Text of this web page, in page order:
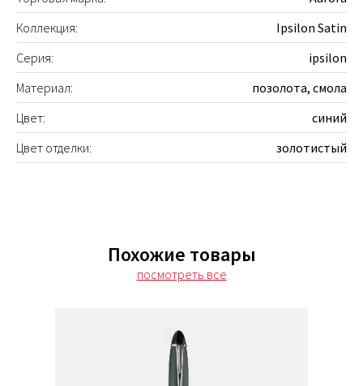
Коллекция:
Ipsilon Satin
Серия:
ipsilon
Материал:
позолота, смола
Цвет:
синий
Цвет отделки:
золотистый
Похожие товары
посмотреть все